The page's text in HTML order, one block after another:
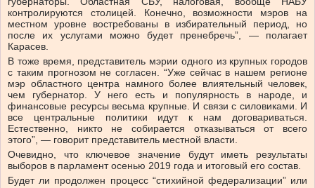
контролируются столицей. Конечно, возможности мэров на
местном уровне востребованы в избирательный период, но
после их услугами можно будет пренебречь”, — полагает
Карасев.
В тоже время, представитель мэрии одного из крупных городов
с таким прогнозом не согласен. “Уже сейчас в нашем регионе
мэр областного центра намного более влиятельный человек,
чем губернатор. У него есть и популярность в народе, и
финансовые ресурсы весьма крупные. И связи с силовиками. И
все центральные политики идут к нам договариваться.
Естественно, никто не собирается отказываться от всего
этого”, — говорит представитель местной власти.
Очевидно, что ключевое значение будут иметь результаты
выборов в парламент осенью 2019 года и итоговый его состав.
Будет ли продолжен процесс “стихийной федерализации” или